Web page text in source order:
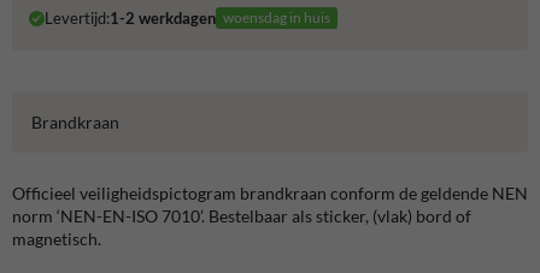
Levertijd:1-2 werkdagen woensdag in huis
Brandkraan
Officieel veiligheidspictogram brandkraan conform de geldende NEN
norm ‘NEN-EN-ISO 7010’. Bestelbaar als sticker, (vlak) bord of
magnetisch.